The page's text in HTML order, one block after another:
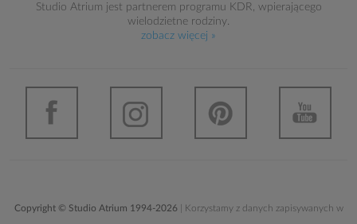
Studio Atrium jest partnerem programu KDR, wpierającego
wielodzietne rodziny.
zobacz więcej »
Copyright © Studio Atrium 1994-2026| Korzystamy z danych zapisywanych w